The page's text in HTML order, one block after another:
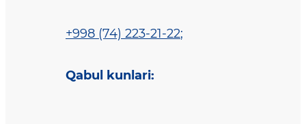
+998 (74) 223-21-22;
Qabul kunlari: